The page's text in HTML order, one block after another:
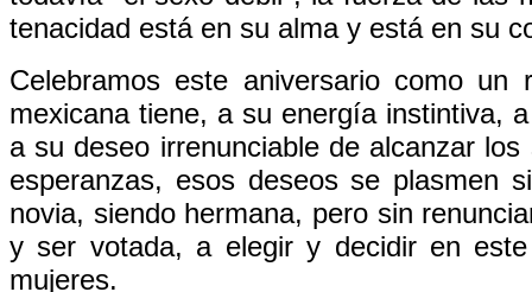
tenacidad está en su alma y está en su
Celebramos este aniversario como
mexicana tiene, a su energía instintiva,
a su deseo irrenunciable de alcanzar
esperanzas, esos deseos se plasmen
novia, siendo hermana, pero sin
y ser votada, a elegir y decidir en
mujeres.